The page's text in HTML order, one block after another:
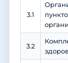
3.1
3.2